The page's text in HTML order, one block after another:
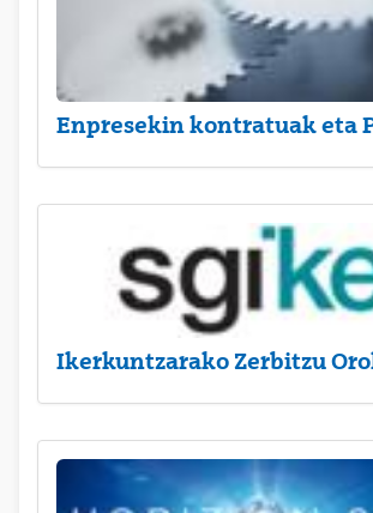
Enpresekin kontratuak eta
Ikerkuntzarako Zerbitzu